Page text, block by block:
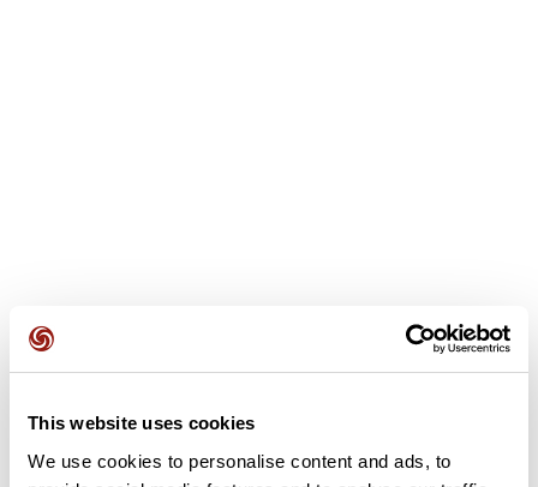
This website uses cookies
We use cookies to personalise content and ads, to
Avis des utilisateurs
Soyez le premier à ajouter un avis !